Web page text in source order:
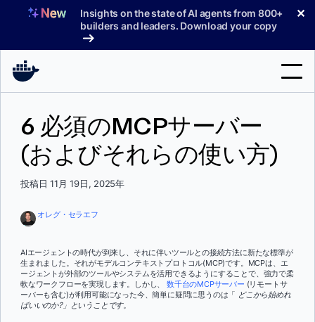
へ
Insights on the state of AI agents from 800+
builders and leaders. Download your copy
✕
製品
ドキュメント
索
サインイン
6 必須のMCPサーバー
(およびそれらの使い方)
投稿日 11月 19日, 2025年
オレグ・セラエフ
AIエージェントの時代が到来し、それに伴いツールとの接続方法に新たな標準が
生まれました。それがモデルコンテキストプロトコル(MCP)です。MCPは、エ
ージェントが外部のツールやシステムを活用できるようにすることで、強力で柔
軟なワークフローを実現します。しかし、数千台のMCPサーバー (リモートサ
ーバーも含む)が利用可能になった今、簡単に疑問に思うのは「 どこから始めれ
ばいいのか?」ということです。